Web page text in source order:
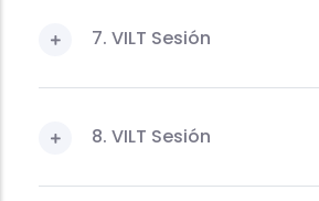
7. VILT Sesión
8. VILT Sesión